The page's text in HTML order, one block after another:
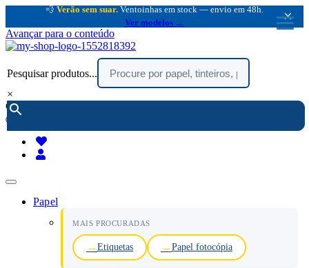
💨 Verão sem suar. Ventoinhas em stock — envio em 48h.
Ver modelos →
×
Avançar para o conteúdo
Pesquisar produtos...
×
encomendar por telefone :
(chamada rede fixa nacional)
Papel
MAIS PROCURADAS
Etiquetas Papel fotocópia